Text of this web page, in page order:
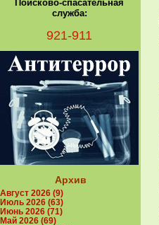
Поисково-спасательная
служба:
921-911
Архив
Август 2026 (9)
Июль 2026 (63)
Июнь 2026 (71)
Май 2026 (69)